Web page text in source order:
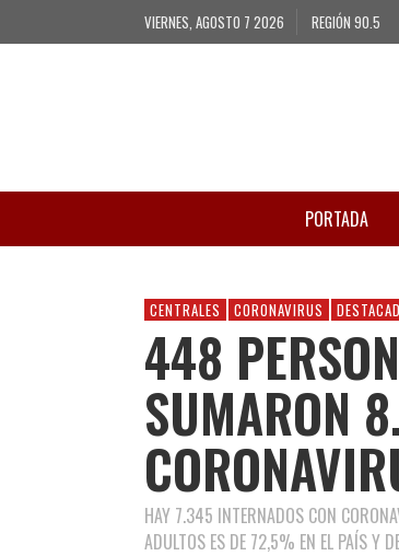
VIERNES, AGOSTO 7 2026 REGIÓN 90.5
PORTADA
CENTRALES CORONAVIRUS
448
SUMARON
HAY 7.345 INTERNADOS CON
ADULTOS ES DE 72,5% EN EL PAÍS Y